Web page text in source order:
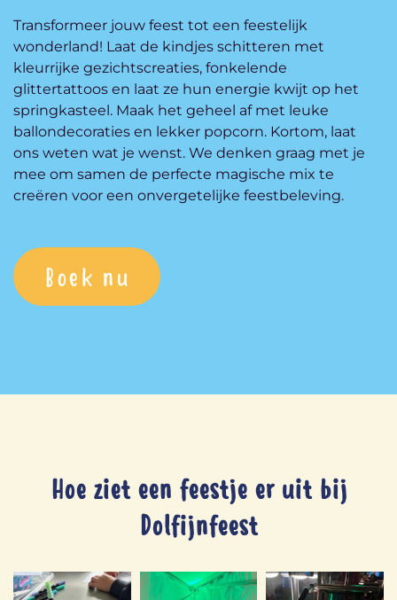
Transformeer jouw feest tot een feestelijk
wonderland! Laat de kindjes schitteren met
kleurrijke gezichtscreaties, fonkelende
glittertattoos en laat ze hun energie kwijt op het
springkasteel. Maak het geheel af met leuke
ballondecoraties en lekker popcorn. Kortom, laat
ons weten wat je wenst. We denken graag met je
mee om samen de perfecte magische mix te
creëren voor een onvergetelijke feestbeleving.
Boek nu
Hoe ziet een feestje er uit bij
Dolfijnfeest